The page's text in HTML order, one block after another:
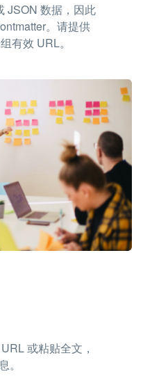
JSON 数据，因此
。请提供
有效 URL。
或粘贴全文，